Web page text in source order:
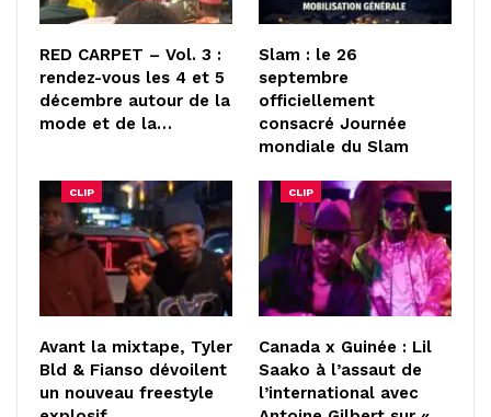
RED CARPET – Vol. 3 :
rendez-vous les 4 et 5
décembre autour de la
mode et de la…
Slam : le 26
septembre
officiellement
consacré Journée
mondiale du Slam
CLIP
Avant la mixtape, Tyler
Bld & Fianso dévoilent
un nouveau freestyle
CLIP
Canada x Guinée : Lil
Saako à l’assaut de
l’international avec